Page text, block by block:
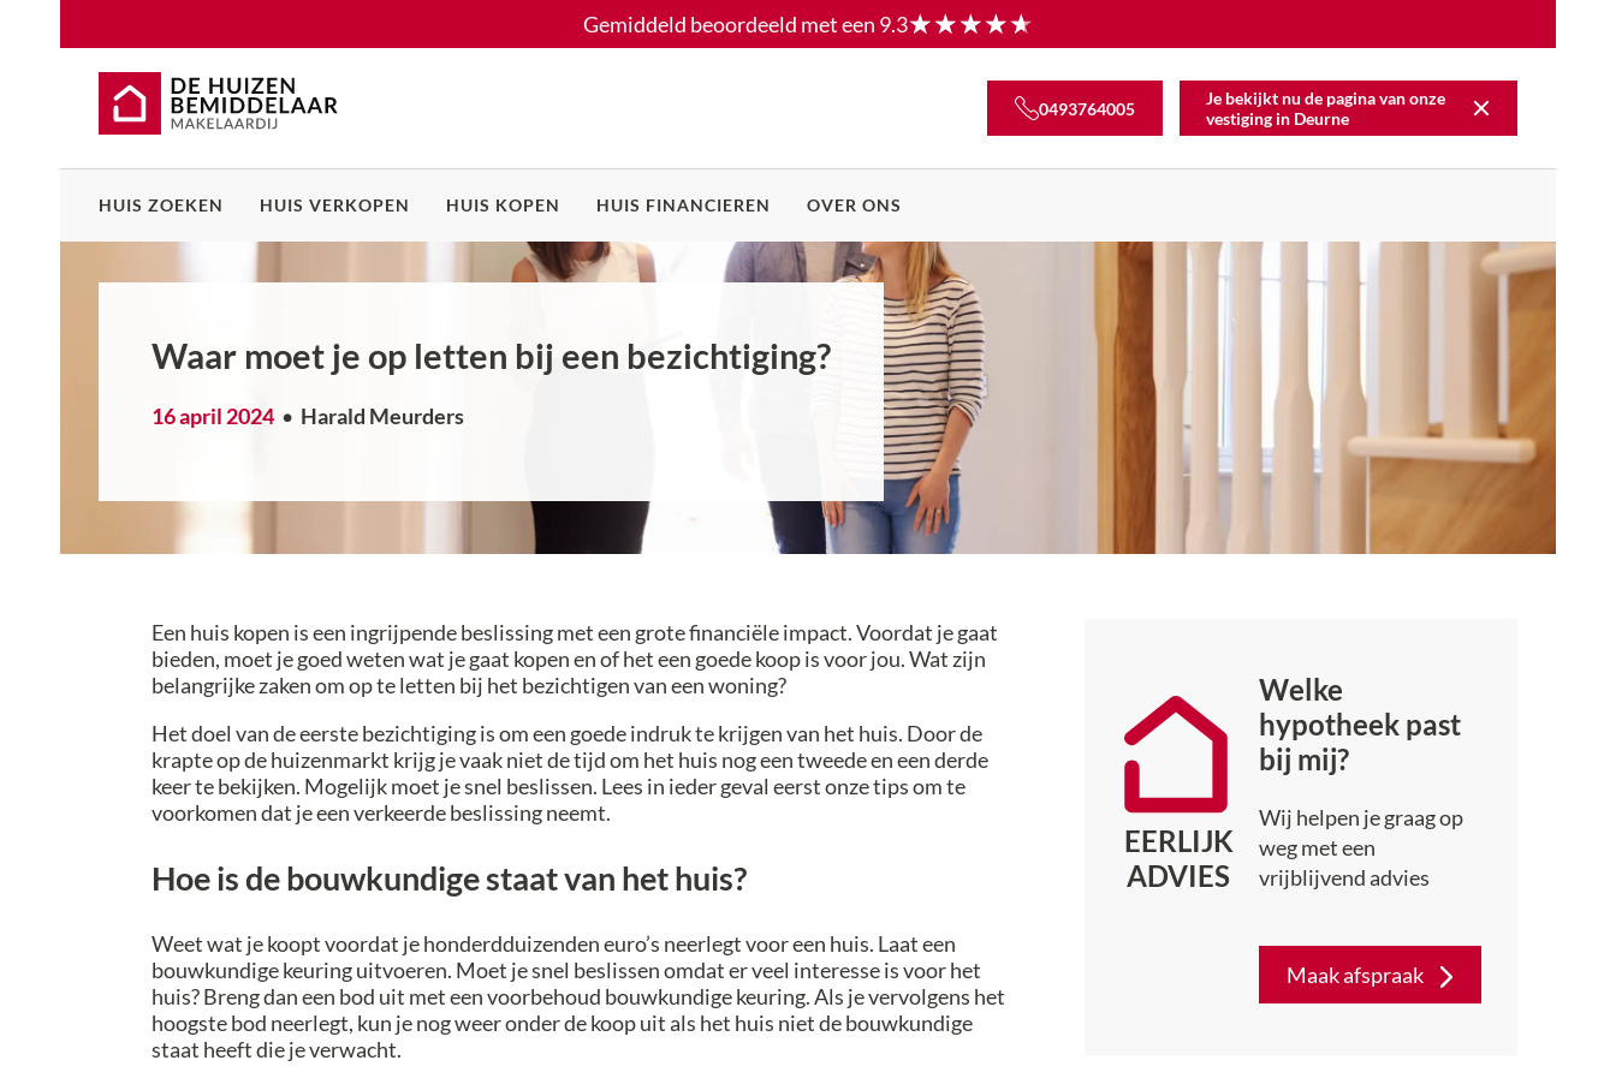
Gemiddeld beoordeeld met een 9.3
0493764005
Je bekijkt nu de pagina van onze
vestiging in Deurne
HUIS ZOEKEN HUIS VERKOPEN HUIS KOPEN HUIS FINANCIEREN OVER ONS
Waar moet je op letten bij een bezichtiging?
16 april 2024 Harald Meurders
Een huis kopen is een ingrijpende beslissing met een grote financiële impact. Voordat je gaat
bieden, moet je goed weten wat je gaat kopen en of het een goede koop is voor jou. Wat zijn
belangrijke zaken om op te letten bij het bezichtigen van een woning?
Het doel van de eerste bezichtiging is om een goede indruk te krijgen van het huis. Door de
krapte op de huizenmarkt krijg je vaak niet de tijd om het huis nog een tweede en een derde
keer te bekijken. Mogelijk moet je snel beslissen. Lees in ieder geval eerst onze tips om te
voorkomen dat je een verkeerde beslissing neemt.
Hoe is de bouwkundige staat van het huis?
Weet wat je koopt voordat je honderdduizenden euro’s neerlegt voor een huis. Laat een
bouwkundige keuring uitvoeren. Moet je snel beslissen omdat er veel interesse is voor het
huis? Breng dan een bod uit met een voorbehoud bouwkundige keuring. Als je vervolgens het
hoogste bod neerlegt, kun je nog weer onder de koop uit als het huis niet de bouwkundige
staat heeft die je verwacht.
EERLIJK
ADVIES
Welke
hypotheek past
bij mij?
Wij helpen je graag op
weg met een
vrijblijvend advies
Maak afspraak